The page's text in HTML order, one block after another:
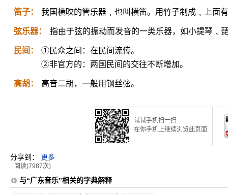
笛子： 我国横吹的管乐器﹐也叫横笛。用竹子制成﹐上面
弦乐器： 指由于弦的振动而发音的一类乐器，如小提琴﹑
民间：
①民众之间：在民间流传。
②非官方的：两国民间的交往不断增加。
高胡： 高音二胡，一般用钢丝弦。
试试手机扫一扫
在你手机上继续浏览此页面
分享到： 更多
阅读(7987次)
与“广东音乐”相关的字典解释